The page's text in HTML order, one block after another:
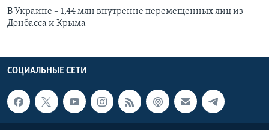
В Украине – 1,44 млн внутренне перемещенных лиц из
Донбасса и Крыма
СОЦИАЛЬНЫЕ СЕТИ